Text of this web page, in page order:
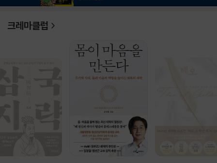
크레마클럽